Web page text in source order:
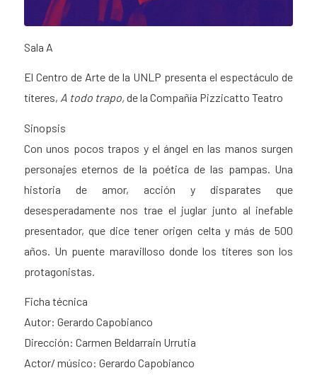
Sala A
El Centro de Arte de la UNLP presenta el espectáculo de
títeres, A todo trapo,de la Compañía Pizzicatto Teatro
Sinopsis
Con unos pocos trapos y el ángel en las manos surgen
personajes eternos de la poética de las pampas. Una
historia de amor, acción y disparates que
desesperadamente nos trae el juglar junto al inefable
presentador, que dice tener origen celta y más de 500
años. Un puente maravilloso donde los títeres son los
protagonistas.
Ficha técnica
Autor: Gerardo Capobianco
Dirección: Carmen Beldarrain Urrutia
Actor/ músico: Gerardo Capobianco